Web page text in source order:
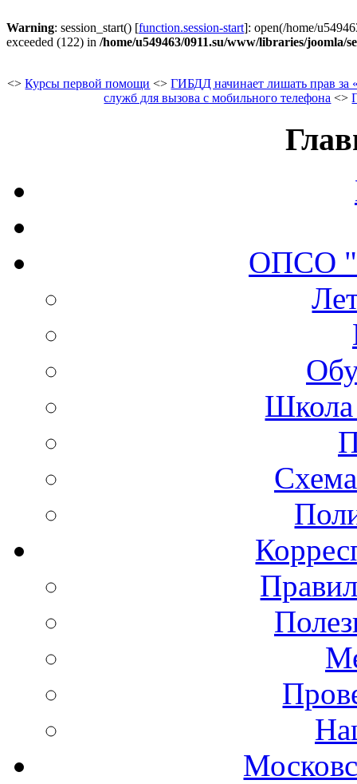
Warning: session_start() [function.session-start]: open(/home/
exceeded (122) in /home/u549463/0911.su/www/libraries/joomla/
<>Курсы первой помощи <>ГИБДД начинает лишать прав за
служб для вызова с мобильного телефона <>
ОПСО
Школа